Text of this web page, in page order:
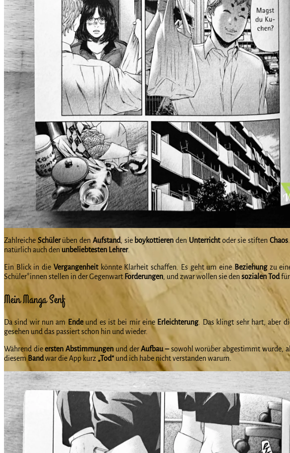
Zahlreiche Schülerüben den Aufstand, sie boykottieren den Unterrichtoder sie stiften Chaos
natürlich auch den unbeliebtesten Lehrer.
Ein Blick in die Vergangenheitkönnte Klarheit schaffen. Es geht um eine Beziehungzu
Schüler*innen stellen in der Gegenwart Forderungen, und zwar wollen sie den sozialen Todfür
Mein Manga Senf
Da sind wir nun am Endeund es ist bei mir eine Erleichterung. Das klingt sehr hart, aber
gesehen und das passiert schon hin und wieder.
Während dieersten Abstimmungen und derAufbau –sowohl worüber abgestimmt wurde,
diesem Bandwar die App kurz „Tod“ und ich habe nicht verstanden warum.